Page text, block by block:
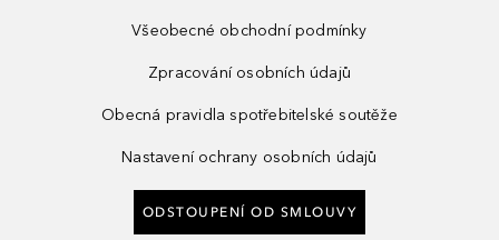
Všeobecné obchodní podmínky
Zpracování osobních údajů
Obecná pravidla spotřebitelské soutěže
Nastavení ochrany osobních údajů
ODSTOUPENÍ OD SMLOUVY